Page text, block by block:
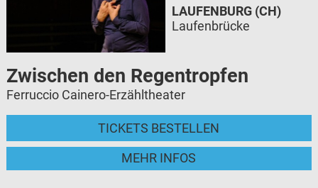
Zwischen den Regentropfen
Ferruccio Cainero-Erzähltheater
TICKETS BESTELLEN
MEHR INFOS
LAUFENBURG (CH)
Laufenbrücke